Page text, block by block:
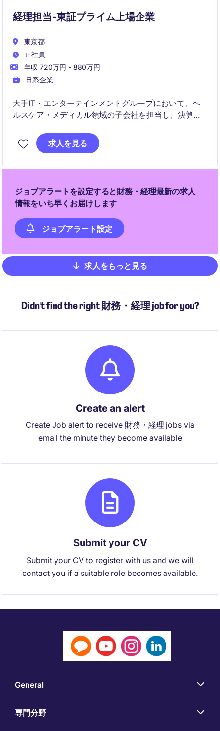
経理担当-東証プライム上場企業
東京都
正社員
年収 720万円 - 880万円
日系企業
大手IT・エンターテインメントグループにおいて、ヘ
ルスケア・メディカル領域の子会社を担当し、決算業
きます。事業部門と密接に連携しながら、新しいビジ
ネスモデルの会計スキーム構築や業務効率化を推進で
求人を見る
ジョブアラートを設定すると財務・経理最新の求人
情報をいち早くお届けします
ジョブアラート設定
Pagination
求人をもっと見る
Didn't find the right 財務・経理 job for you?
Create an alert
Create Job alert to receive 財務・経理 jobs via
email the minute they become available
Submit your CV
Submit your CV to register with us and we will
contact you if a suitable role becomes available.
General
専門分野